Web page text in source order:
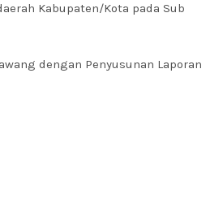
Kabupaten/Kota pada Sub
dengan Penyusunan Laporan